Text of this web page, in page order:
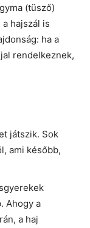
(tüsző)
hajszál is
ha a
rendelkeznek,
játszik. Sok
ami később,
Ahogy a
a haj